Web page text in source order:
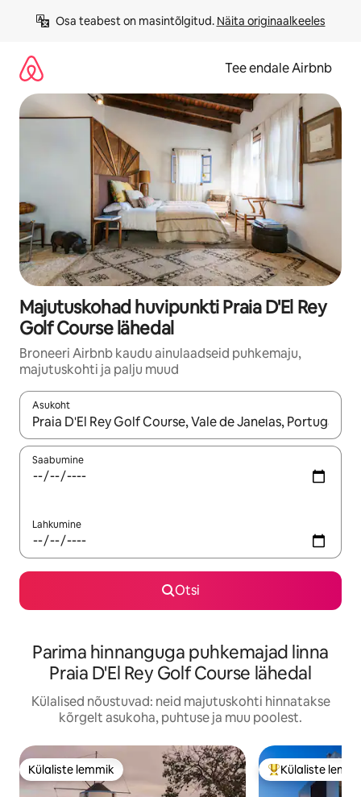
Osa teabest on masintõlgitud. Näita originaalkeeles
Tee endale Airbnb
Majutuskohad huvipunkti Praia D'El Rey
Golf Course lähedal
Broneeri Airbnb kaudu ainulaadseid puhkemaju,
majutuskohti ja palju muud
Asukoht
Kui tulemused on kuvatud, liigu ekraanil nooleklahvidega või
Saabumine
Lahkumine
Otsi
Parima hinnanguga puhkemajad linna
Praia D'El Rey Golf Course lähedal
Külalised nõustuvad: neid majutuskohti hinnatakse
kõrgelt asukoha, puhtuse ja muu poolest.
Külaliste lemmik
Külaliste lemmik Külaliste suur
Külaliste